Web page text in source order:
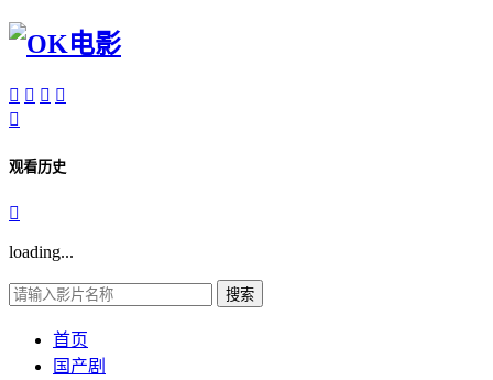
   

观看历史

loading...
搜索
首页
国产剧